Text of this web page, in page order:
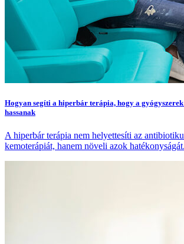
Hogyan segíti a hiperbár terápia, hogy a
hassanak
A hiperbár terápia nem helyettesíti az
kemoterápiát, hanem növeli azok hatékonyságát.